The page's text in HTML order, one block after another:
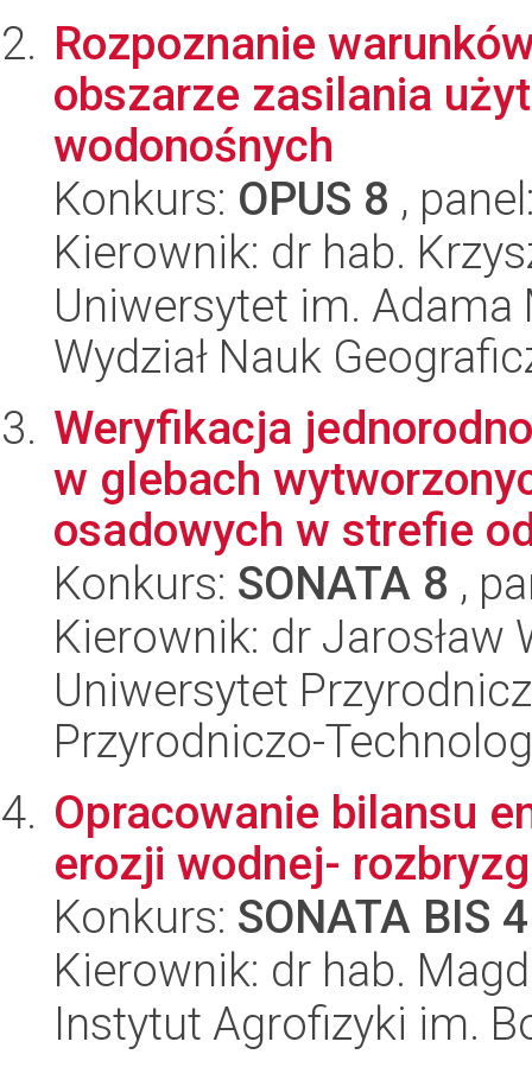
Rozpoznanie
obszarze zasilania
wodonośnych
Konkurs: OPUS 8 ,
Kierownik: dr hab.
Uniwersytet im.
Wydział Nauk
Weryfikacja
w glebach
osadowych w strefie
Konkurs: SONATA 8 ,
Kierownik: dr Jarosław
Uniwersytet
Przyrodniczo-
Opracowanie bilansu
erozji wodnej-
Konkurs: SONATA BIS 4
Kierownik: dr hab.
Instytut Agrofizyki im.